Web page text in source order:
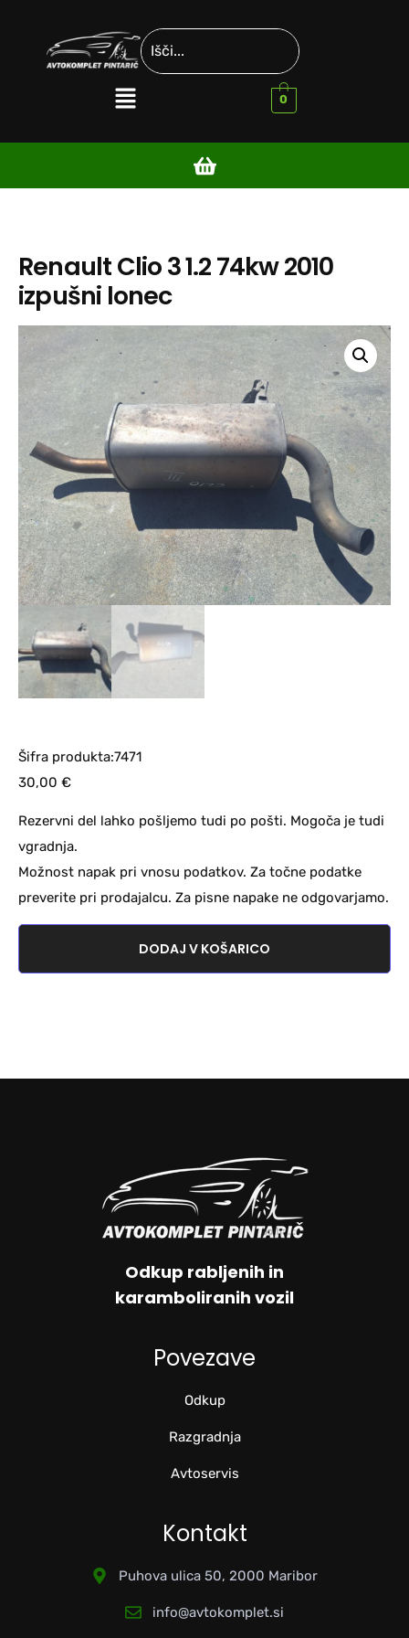
0
Renault Clio 3 1.2 74kw 2010
izpušni lonec
Šifra produkta:7471
30,00 €
Rezervni del lahko pošljemo tudi po pošti. Mogoča je tudi
vgradnja.
Možnost napak pri vnosu podatkov. Za točne podatke
preverite pri prodajalcu. Za pisne napake ne odgovarjamo.
DODAJ V KOŠARICO
Odkup rabljenih in
karamboliranih vozil
Povezave
Odkup
Razgradnja
Avtoservis
Kontakt
Puhova ulica 50, 2000 Maribor
info@avtokomplet.si